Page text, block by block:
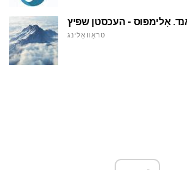
אָלימפּוס - העכסטן שפּיץ
טראַוואַלינג